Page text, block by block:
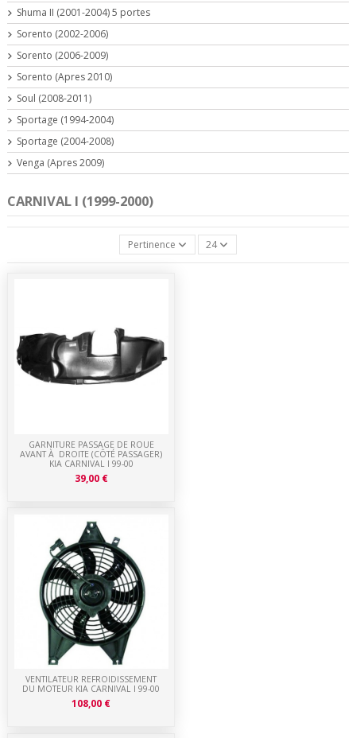
CARNIVAL I (1999-2000)
Pertinence 24
VENTILATEUR REFROIDISSEMENT
DU MOTEUR KIA CARNIVAL I 99-00
108,00 €
GARNITURE PASSAGE DE ROUE
AVANT À DROITE (CÔTÉ PASSAGER)
KIA CARNIVAL I 99-00
39,00 €
Shuma II (2001-2004) 5 portes
Sorento (2002-2006)
Sorento (2006-2009)
Sorento (Apres 2010)
Soul (2008-2011)
Sportage (1994-2004)
Sportage (2004-2008)
Venga (Apres 2009)